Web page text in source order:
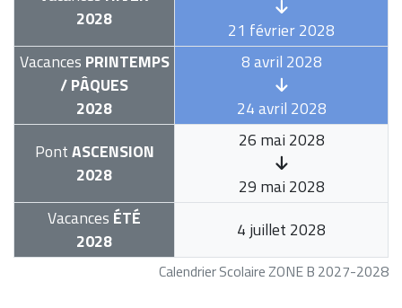
Calendrier Scolaire ZONE B 2027-2028
2028
21 février 2028
Vacances PRINTEMPS
/ PÂQUES
2028
8 avril 2028
24 avril 2028
PontASCENSION
2028
26 mai 2028
29 mai 2028
Vacances ÉTÉ
2028
4 juillet 2028